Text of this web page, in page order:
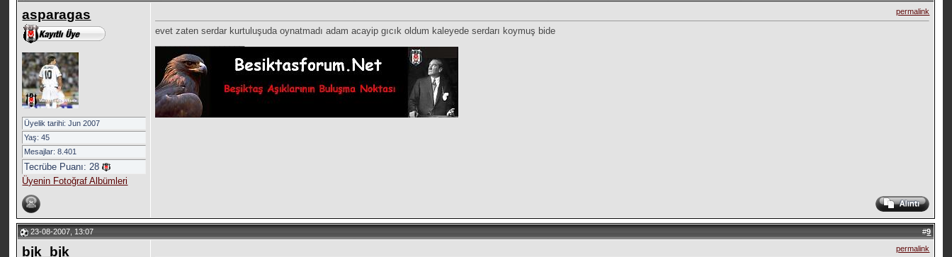
asparagas
Üyelik tarihi: Jun 2007
Yaş: 45
Mesajlar: 8.401
Tecrübe Puanı:28
Üyenin Fotoğraf Albümleri
permalink
evet zaten serdar kurtuluşuda oynatmadı adam acayip gıcık oldum kaleyede serdarı koymuş bide
23-08-2007, 13:07 #9
bjk_bjk permalink